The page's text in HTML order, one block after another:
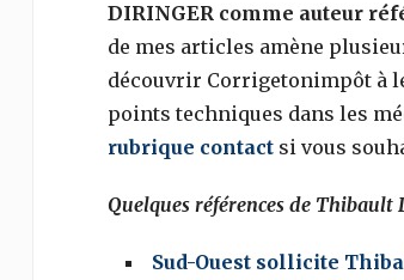
DIRINGER comme auteur
de mes articles amène
découvrir Corrigetonimpôt à
points techniques dans les
rubrique contactsi vous
Quelques références de Thibault
Sud-Ouest sollicite